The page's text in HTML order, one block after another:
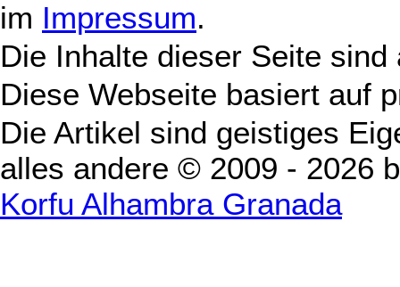
im Impressum.
Die Inhalte dieser Seite
Diese Webseite basiert auf
Die Artikel sind geistiges
alles andere © 2009 - 2026
Korfu Alhambra Granada